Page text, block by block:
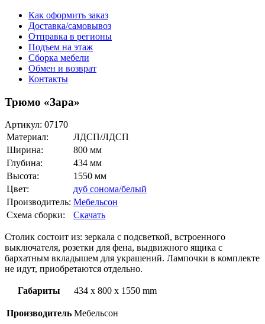
Как оформить заказ
Доставка/самовывоз
Отправка в регионы
Подъем на этаж
Сборка мебели
Обмен и возврат
Контакты
Трюмо «Зара»
Артикул: 07170
Материал:
ЛДСП/ЛДСП
Ширина:
800 мм
Глубина:
434 мм
Высота:
1550 мм
Цвет:
дуб сонома/белый
Производитель: Мебельсон
Схема сборки:
Скачать
Столик состоит из: зеркала с подсветкой, встроенного
выключателя, розетки для фена, выдвижного ящика с
бархатным вкладышем для украшений. Лампочки в комплекте
не идут, приобретаются отдельно.
Габариты 434 x 800 x 1550 mm
Производитель Мебельсон